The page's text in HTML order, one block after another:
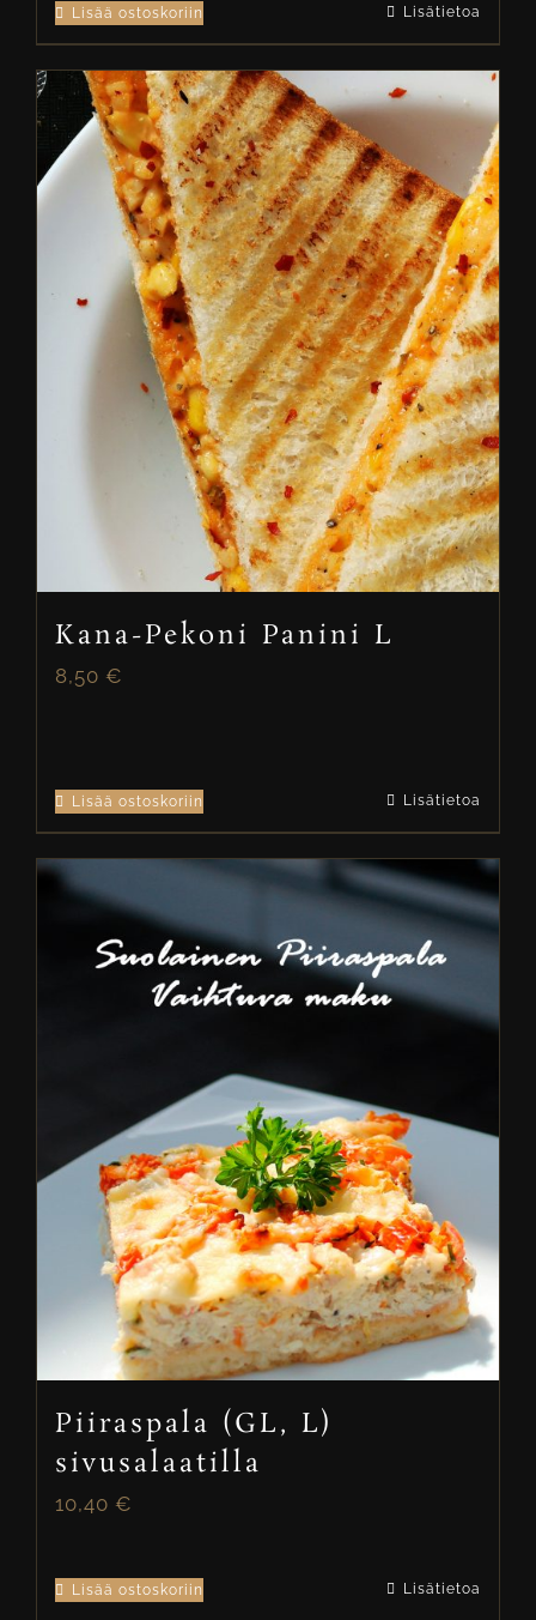
Lisää ostoskoriin Lisätietoa
Kana-Pekoni Panini L
8,50 €
Lisää ostoskoriin Lisätietoa
Piiraspala (GL, L)
sivusalaatilla
10,40 €
Lisää ostoskoriin Lisätietoa